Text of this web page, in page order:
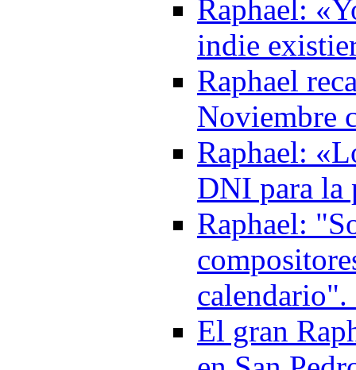
Raphael:
indie
Raphael
Noviembre
Raphael:
DNI para la
Raphael:
calendario".
El gran